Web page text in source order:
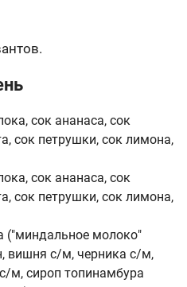
сок ананаса, сок
сок петрушки, сок лимона,
сок ананаса, сок
сок петрушки, сок лимона,
("миндальное молоко"
вишня с/м, черника с/м,
м, сироп топинамбура